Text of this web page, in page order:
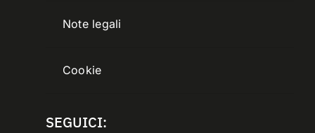
Note legali
Cookie
SEGUICI: